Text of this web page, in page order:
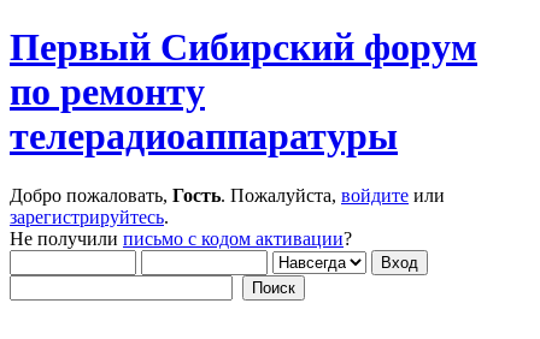
Первый Сибирский форум
по ремонту
телерадиоаппаратуры
Добро пожаловать, Гость. Пожалуйста, войдите или
зарегистрируйтесь.
Не получили письмо с кодом активации?